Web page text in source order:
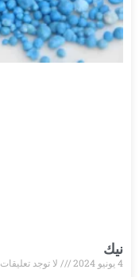
نيك
4 يونيو 2024
لا توجد تعليقات